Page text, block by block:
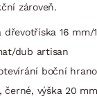
zároveň.
16
dub artisan
boční
černé, výška 20 mm